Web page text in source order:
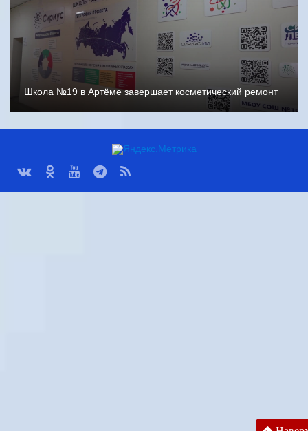
Школа №19 в Артёме завершает косметический ремонт